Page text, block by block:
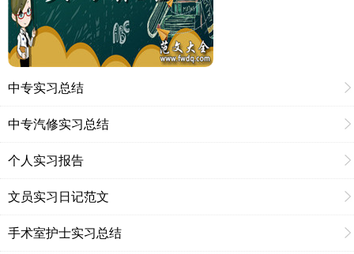
中专实习总结
中专汽修实习总结
个人实习报告
文员实习日记范文
手术室护士实习总结